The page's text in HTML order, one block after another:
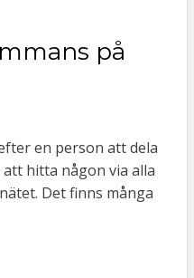
på
en person att dela
hitta någon via alla
Det finns många